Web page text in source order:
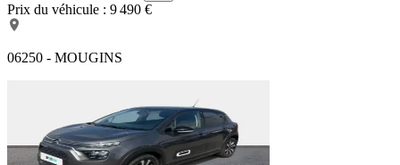
Prix du véhicule : 9 490 €
06250 - MOUGINS